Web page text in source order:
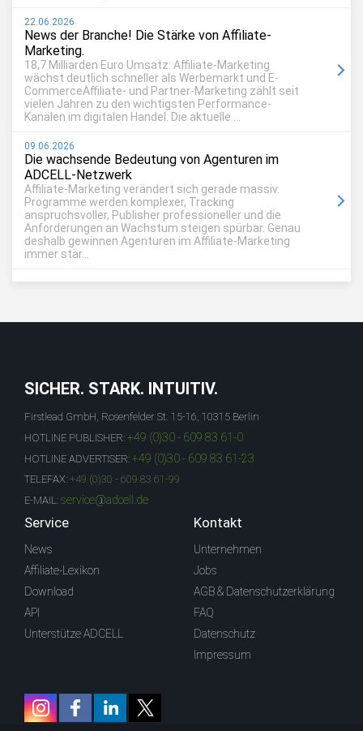
22.06.2026
News der Branche! Die Stärke von Affiliate-
Marketing.
18,7 Milliarden Euro Umsatz: Affiliate-Marketing
wächst deutlich schneller als Werbemarkt und E-
CommerceAffiliate- und Partner-Marketing zählt seit
vielen Jahren zu den wichtigsten Performance-
Kanälen im digitalen Handel. Die aktuelle ...
09.06.2026
Die wachsende Bedeutung von Agenturen im
ADCELL-Netzwerk
Affiliate-Marketing verändert sich gerade massiv.
Programme werden komplexer, Tracking
anspruchsvoller, Publisher professioneller und die
Anforderungen an Wachstum steigen spürbar. Genau
deshalb gewinnen Agenturen im Affiliate-Marketing
immer stär...
SICHER. STARK. INTUITIV.
Firstlead GmbH, Rosenfelder St. 15-16, 10315 Berlin
HOTLINE PUBLISHER: +49 (0)30 - 609 83 61-0
HOTLINE ADVERTISER: +49 (0)30 - 609 83 61-23
TELEFAX: +49 (0)30 - 609 83 61-99
E-MAIL: service@adcell.de
Service
News
Affiliate-Lexikon
Download
API
Unterstütze ADCELL
Kontakt
Unternehmen
Jobs
AGB & Datenschutzerklärung
FAQ
Datenschutz
Impressum